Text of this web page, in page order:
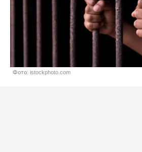
Фото: istockphoto.com